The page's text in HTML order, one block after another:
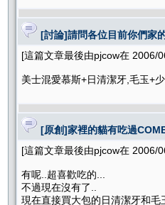
[討論]請問各位目前你們家
[這篇文章最後由pjcow在 2006/
美士混愛慕斯+日清潔牙,毛玉+
[原創]家裡的貓有吃過
[這篇文章最後由pjcow在 2006/
有呢..超喜歡吃的...
不過現在沒有了..
現在直接買大包的日清潔牙和毛